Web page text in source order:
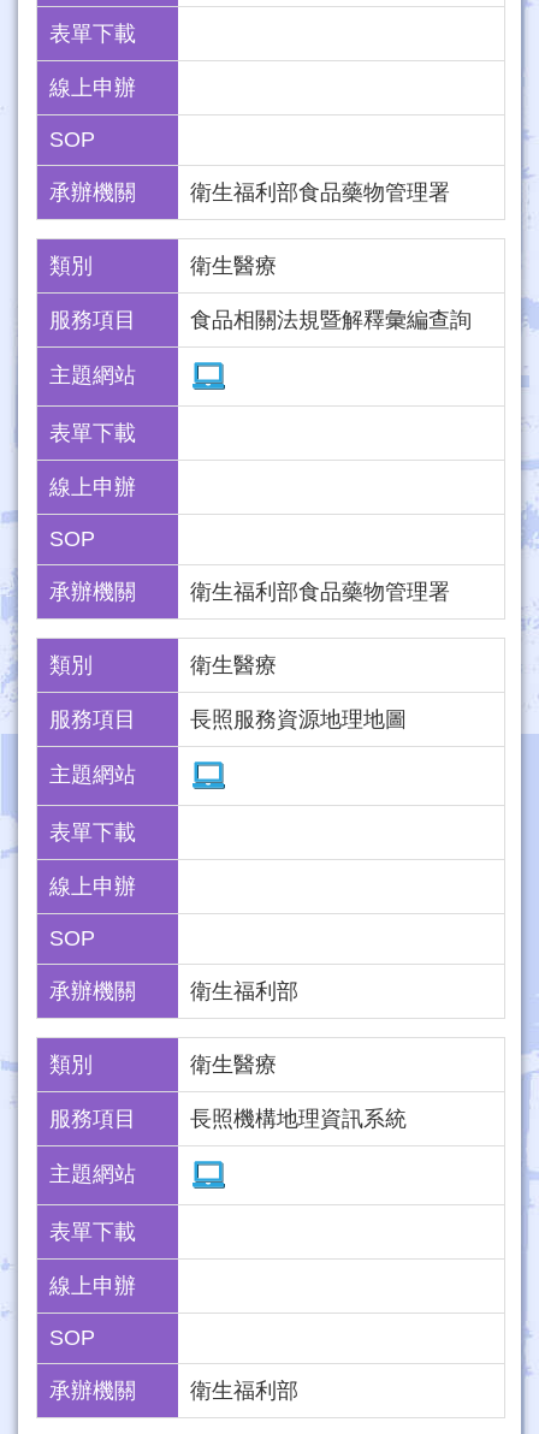
表單下載
線上申辦
SOP
承辦機關 衛生福利部食品藥物管理署
類別 衛生醫療
服務項目 食品相關法規暨解釋彙編查詢
主題網站
表單下載
線上申辦
SOP
承辦機關 衛生福利部食品藥物管理署
類別 衛生醫療
服務項目 長照服務資源地理地圖
主題網站
表單下載
線上申辦
SOP
承辦機關 衛生福利部
類別 衛生醫療
服務項目 長照機構地理資訊系統
主題網站
表單下載
線上申辦
SOP
承辦機關 衛生福利部